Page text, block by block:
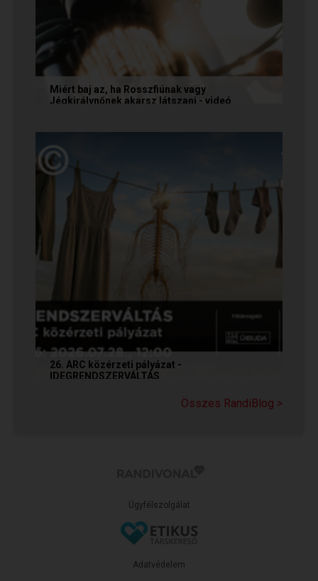
Miért baj az, ha Rosszfiúnak vagy
Jégkirálynőnek akarsz látszani - videó
társkereső Rosszfiúként vagy Jégkirálynőként
26. ARC közérzeti pályázat -
IDEGRENDSZERVÁLTÁS
áll bennetek az ideg? Próbáljátok elengedni, de
Összes RandiBlog >
Ügyfélszolgálat
Adatvédelem